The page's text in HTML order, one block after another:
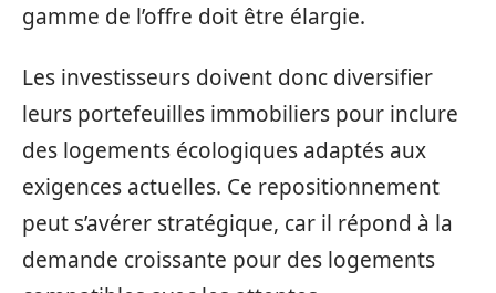
gamme de l’offre doit être élargie.
Les investisseurs doivent donc diversifier
leurs portefeuilles immobiliers pour inclure
des logements écologiques adaptés aux
exigences actuelles. Ce repositionnement
peut s’avérer stratégique, car il répond à la
demande croissante pour des logements